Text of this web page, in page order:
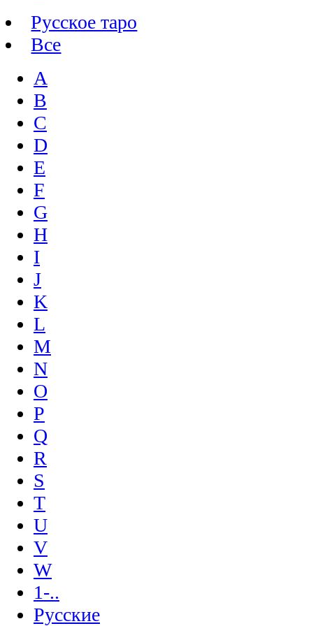
Русское таро
Все
A
B
C
D
E
F
G
H
I
J
K
L
M
N
O
P
Q
R
S
T
U
V
W
1-..
Русские